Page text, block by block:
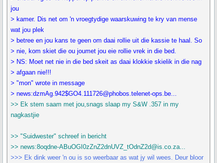
jou
> kamer. Dis net om 'n vroegtydige waarskuwing te kry van mense
wat jou plek
> betree en jou kans te geen om daai rollie uit die kassie te haal. So
> nie, kom skiet die ou joumet jou eie rollie vrek in die bed.
> NS: Moet net nie in die bed skeit as daai klokkie skielik in die nag
> afgaan nie!!!
> "mon" wrote in message
> news:dzmAg.942$GO4.111726@phobos.telenet-ops.be...
>> Ek stem saam met jou,snags slaap my S&W .357 in my
nagkastjie
>> "Suidwester" schreef in bericht
>> news:8oqdne-ABuOGI0zZnZ2dnUVZ_tOdnZ2d@is.co.za...
>>> Ek dink weer 'n ou is so weerbaar as wat jy wil wees. Deur bloor